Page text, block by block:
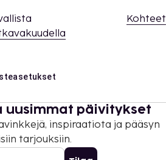
Kohteet
uusimmat päivitykset
inspiraatiota ja pääsyn
tarjouksiin.